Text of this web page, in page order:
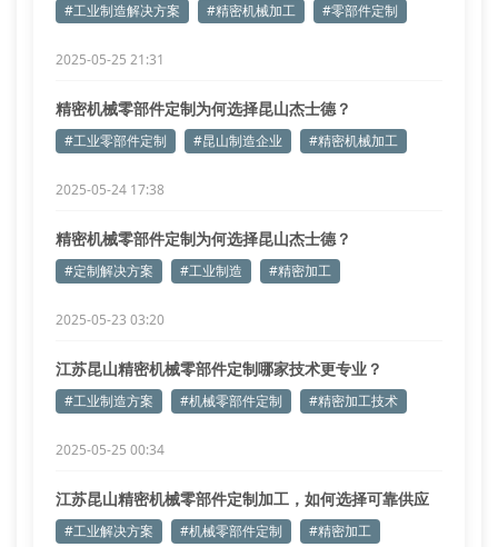
#工业制造解决方案 #精密机械加工 #零部件定制
2025-05-25 21:31
精密机械零部件定制为何选择昆山杰士德？
#工业零部件定制 #昆山制造企业 #精密机械加工
2025-05-24 17:38
精密机械零部件定制为何选择昆山杰士德？
#定制解决方案 #工业制造 #精密加工
2025-05-23 03:20
江苏昆山精密机械零部件定制哪家技术更专业？
#工业制造方案 #机械零部件定制 #精密加工技术
2025-05-25 00:34
江苏昆山精密机械零部件定制加工，如何选择可靠供应
商？
#工业解决方案 #机械零部件定制 #精密加工